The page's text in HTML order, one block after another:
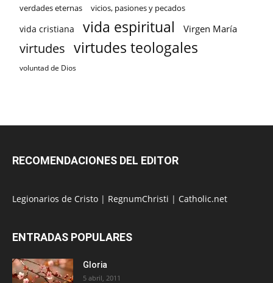
verdades eternas vicios, pasiones y pecados
vida cristiana vida espiritual Virgen María
virtudes virtudes teologales
voluntad de Dios
RECOMENDACIONES DEL EDITOR
Legionarios de Cristo | RegnumChristi | Catholic.net
ENTRADAS POPULARES
Gloria
5 abril, 2011